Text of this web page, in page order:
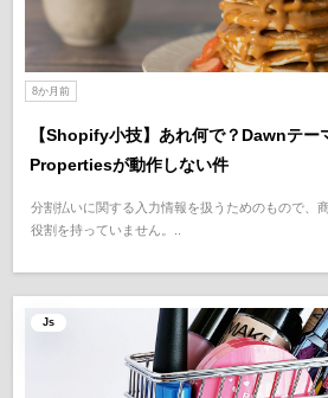
8か月前
【Shopify小技】あれ何で？Dawnテ
Propertiesが動作しない件
分割払いに関する入力情報を扱うためのもので、
役割を持っていません。..
Js